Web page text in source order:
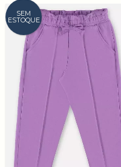
SEM
ESTOQUE